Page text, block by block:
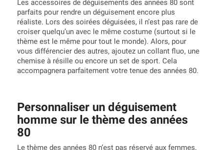
Les accessoires de déguisements des années 80 sont
parfaits pour rendre un déguisement encore plus
réaliste. Lors des soirées déguisées, il n’est pas rare de
croiser quelqu’un avec le même costume (surtout si le
thème est le même pour tout le monde). Alors, pour
vous différencier des autres, ajoutez un collant fluo, une
chemise à résille ou encore un set de sport. Cela
accompagnera parfaitement votre tenue des années 80.
Personnaliser un déguisement
homme sur le thème des années
80
Le thème des années 80 n’est pas réservé aux femmes,